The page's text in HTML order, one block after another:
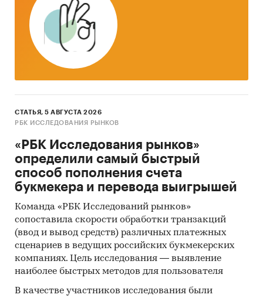
СТАТЬЯ, 5 АВГУСТА 2026
РБК ИССЛЕДОВАНИЯ РЫНКОВ
«РБК Исследования рынков»
определили самый быстрый
способ пополнения счета
букмекера и перевода выигрышей
Команда «РБК Исследований рынков»
сопоставила скорости обработки транзакций
(ввод и вывод средств) различных платежных
сценариев в ведущих российских букмекерских
компаниях. Цель исследования — выявление
наиболее быстрых методов для пользователя
В качестве участников исследования были